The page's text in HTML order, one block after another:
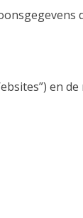
en